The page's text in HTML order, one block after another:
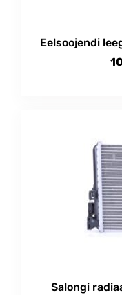
Eelsoojendi
Salongi